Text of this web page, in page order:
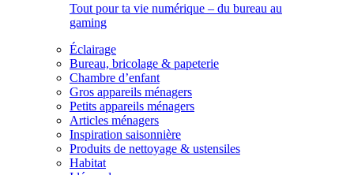
Tout pour ta vie numérique – du bureau au
gaming
Éclairage
Bureau, bricolage & papeterie
Chambre d’enfant
Gros appareils ménagers
Petits appareils ménagers
Articles ménagers
Inspiration saisonnière
Produits de nettoyage & ustensiles
Habitat